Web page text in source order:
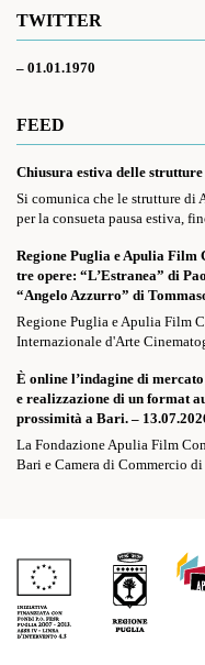
TWITTER
– 01.01.1970
FEED
Chiusura estiva delle
Si comunica che le strutture di
per la consueta pausa estiva,
Regione Puglia e Apulia Film
tre opere: “L’Estranea” di
“Angelo Azzurro” di
Regione Puglia e Apulia Film
Internazionale d'Arte
È online l’indagine di
e realizzazione di un format
prossimità a Bari. –
La Fondazione Apulia Film
Bari e Camera di Commercio